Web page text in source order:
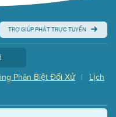
TRỢ GIÚP PHÁT TRỰC TUYẾN
Lịch
|
Phân Biệt Đối Xử